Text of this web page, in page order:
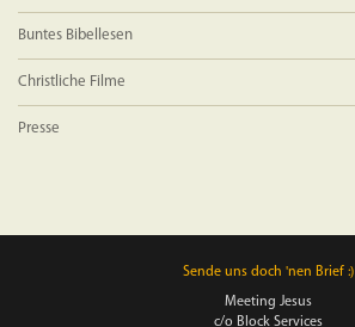
Buntes Bibellesen
Christliche Filme
Presse
Sende uns doch 'nen Brief :)
Meeting Jesus
c/o Block Services